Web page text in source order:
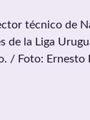
técnico de
la Liga
/ Foto: Ernesto